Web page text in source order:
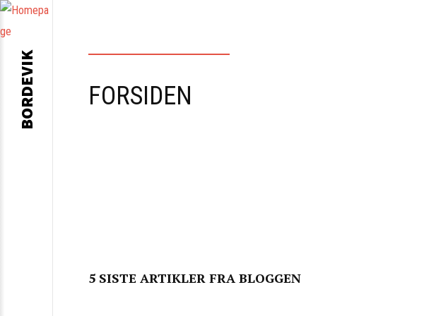
FORSIDEN
5 SISTE ARTIKLER FRA BLOGGEN
BORDEVIK